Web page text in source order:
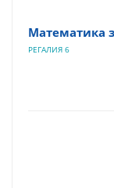
Математика
РЕГАЛИЯ 6